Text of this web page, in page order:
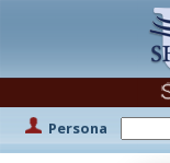
Persona